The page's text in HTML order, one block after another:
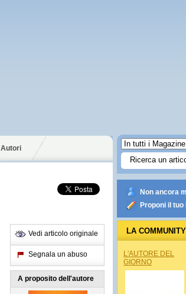
Autori
Vedi articolo originale
Segnala un abuso
A proposito dell'autore
Non ancora
Proponi il tuo
LA
L'AUTORE DEL
GIORNO